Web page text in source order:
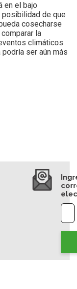
en el bajo
de que
cosecharse
la
climáticos
ser aún más